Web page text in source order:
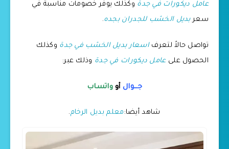
عامل ديكورات في جدة وكذلك يوفر خصومات مناسبة في
سعربديل الخشب للجدران بجده.
تواصل حالاً لتعرفاسعار بديل الخشب في جدة وكذلك
الحصول على عامل ديكورات في جدة وذلك عبر:
جــوالأوواتساب
شاهد أيضا: معلم بديل الرخام.